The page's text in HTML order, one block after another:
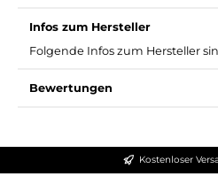
Infos zum Hersteller
Folgende Infos zum Hersteller
Bewertungen
Kostenloser